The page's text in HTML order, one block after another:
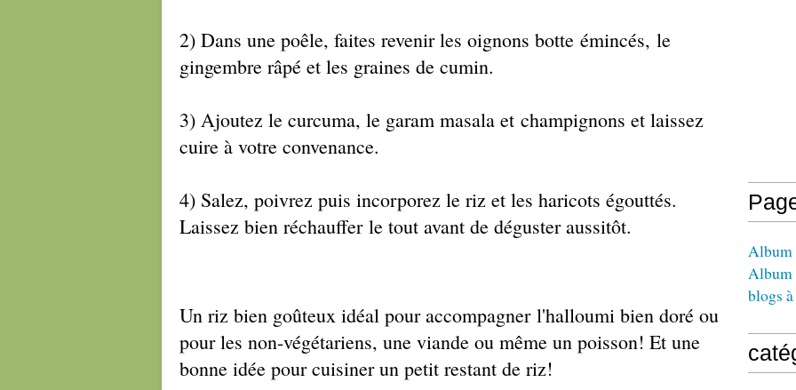
2) Dans une poêle, faites revenir les oignons botte émincés, le
gingembre râpé et les graines de cumin.
3) Ajoutez le curcuma, le garam masala et champignons et laissez
cuire à votre convenance.
4) Salez, poivrez puis incorporez le riz et les haricots égouttés.
Laissez bien réchauffer le tout avant de déguster aussitôt.
Un riz bien goûteux idéal pour accompagner l'halloumi bien doré ou
pour les non-végétariens, une viande ou même un poisson! Et une
bonne idée pour cuisiner un petit restant de riz!
Album
Album
blogs